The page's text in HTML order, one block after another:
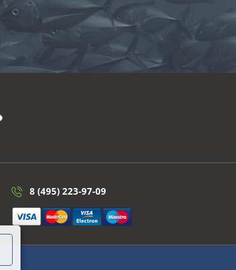
8 (495) 223-97-09